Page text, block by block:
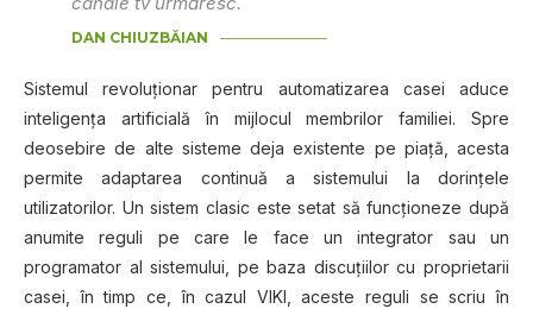
DAN CHIUZBĂIAN
Sistemul revoluționar pentru automatizarea casei aduce
inteligenţa artificială în mijlocul membrilor familiei. Spre
deosebire de alte sisteme deja existente pe piață, acesta
permite adaptarea continuă a sistemului la dorinţele
utilizatorilor. Un sistem clasic este setat să funcţioneze după
anumite reguli pe care le face un integrator sau un
programator al sistemului, pe baza discuţiilor cu proprietarii
casei, în timp ce, în cazul VIKI, aceste reguli se scriu în